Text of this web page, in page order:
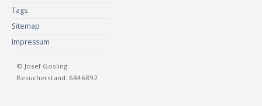
Tags
Sitemap
Impressum
© Josef Gosling
Besucherstand: 6846892